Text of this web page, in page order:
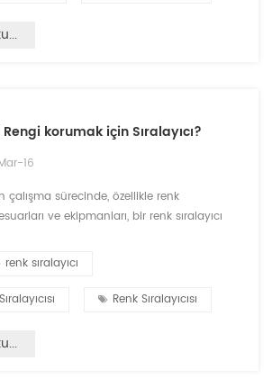
Rengi korumak için Sıralayıcı?
16
çalışma sürecinde, özellikle renk
ve ekipmanları, bir renk sıralayıcı
plastik renk sıralayıcısı, mısır rengi
şekilde etkileyecektir. Verimlilik. Bu
renk sıralayıcı
Renk Sıralayıcısı